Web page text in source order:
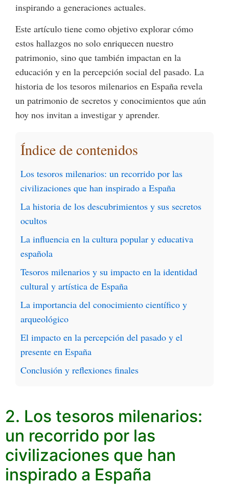
inspirando a generaciones actuales.
Este artículo tiene como objetivo explorar cómo
estos hallazgos no solo enriquecen nuestro
patrimonio, sino que también impactan en la
educación y en la percepción social del pasado. La
historia de los tesoros milenarios en España revela
un patrimonio de secretos y conocimientos que aún
hoy nos invitan a investigar y aprender.
Índice de contenidos
Los tesoros milenarios: un recorrido por las
civilizaciones que han inspirado a España
La historia de los descubrimientos y sus secretos
ocultos
La influencia en la cultura popular y educativa
española
Tesoros milenarios y su impacto en la identidad
cultural y artística de España
La importancia del conocimiento científico y
arqueológico
El impacto en la percepción del pasado y el
presente en España
Conclusión y reflexiones finales
2. Los tesoros milenarios:
un recorrido por las
civilizaciones que han
inspirado a España